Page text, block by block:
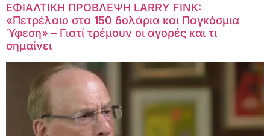
ΕΦΙΑΛΤΙΚΗ ΠΡΟΒΛΕΨΗ LARRY FINK:
«Πετρέλαιο στα 150 δολάρια και Παγκόσμια
Ύφεση» – Γιατί τρέμουν οι αγορές και τι
σημαίνει